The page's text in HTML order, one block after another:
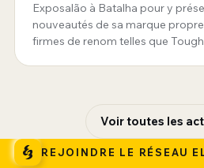
Exposalão à Batalha pour y
nouveautés de sa marque
firmes de renom telles que
Voir toutes les
REJOINDRE LE RÉSEAU